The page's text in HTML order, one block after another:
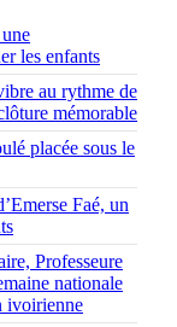
les enfants
au rythme de
mémorable
placée sous le
Faé, un
Professeure
nationale
ivoirienne